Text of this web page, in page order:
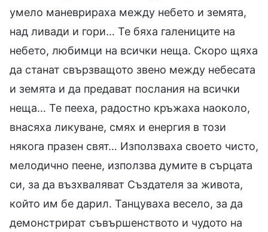
умело маневрираха между небето и земята,
над ливади и гори… Те бяха галениците на
небето, любимци на всички неща. Скоро щяха
да станат свързващото звено между небесата
и земята и да предават послания на всички
неща… Те пееха, радостно кръжаха наоколо,
внасяха ликуване, смях и енергия в този
някога празен свят… Използваха своето чисто,
мелодично пеене, използва думите в сърцата
си, за да възхваляват Създателя за живота,
който им бе дарил. Танцуваха весело, за да
демонстрират съвършенството и чудото на